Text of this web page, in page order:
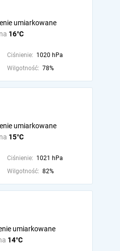
16°C
umiarkowane
Ciśnienie: 1020 hPa
Wilgotność: 78%
15°C
umiarkowane
Ciśnienie: 1021 hPa
Wilgotność: 82%
14°C
umiarkowane